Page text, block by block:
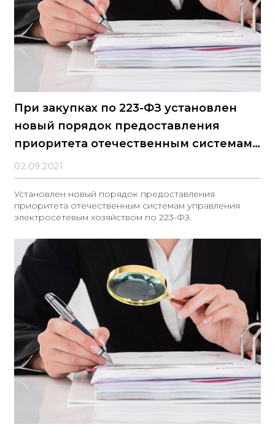
При закупках по 223-ФЗ установлен
новый порядок предоставления
приоритета отечественным системам
управления электросетевым
хозяйством
02.09.2021
Установлен новый порядок предоставления
приоритета отечественным системам управления
электросетевым хозяйством по 223-ФЗ.